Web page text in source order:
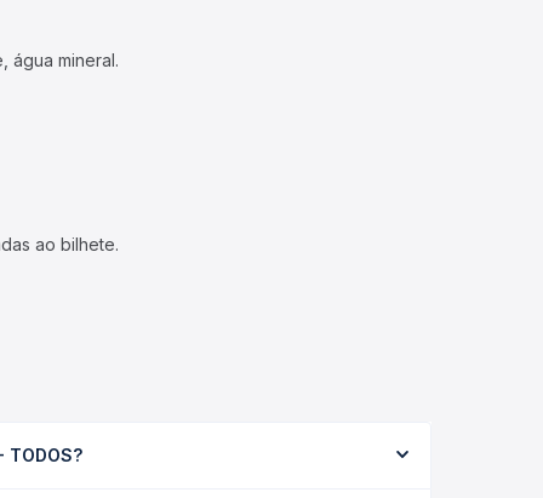
água mineral.
ao bilhete.